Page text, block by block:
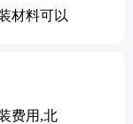
材料可以
费用,北